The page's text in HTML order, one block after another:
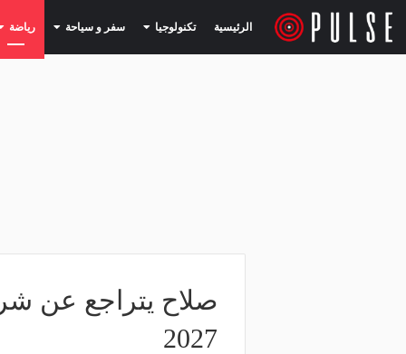
الرئيسية تكنولوجيا (current) سفر و سياحة (current) رياضة
صلاح يتراجع عن
2027